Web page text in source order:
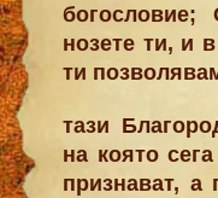
богословие;
нозете ти, и
ти
тази
на която
признават, а